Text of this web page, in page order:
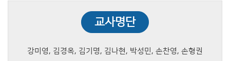
교사명단
강미영, 김경옥, 김기명, 김나현, 박성민, 손찬영, 손형권